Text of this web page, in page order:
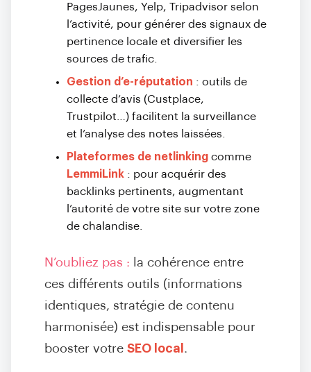
PagesJaunes, Yelp, Tripadvisor selon
l’activité, pour générer des signaux de
pertinence locale et diversifier les
sources de trafic.
Gestion d’e-réputation : outils de
collecte d’avis (Custplace,
Trustpilot…) facilitent la surveillance
et l’analyse des notes laissées.
Plateformes de netlinking comme
LemmiLink : pour acquérir des
backlinks pertinents, augmentant
l’autorité de votre site sur votre zone
de chalandise.
N’oubliez pas : la cohérence entre
ces différents outils (informations
identiques, stratégie de contenu
harmonisée) est indispensable pour
booster votre SEO local .